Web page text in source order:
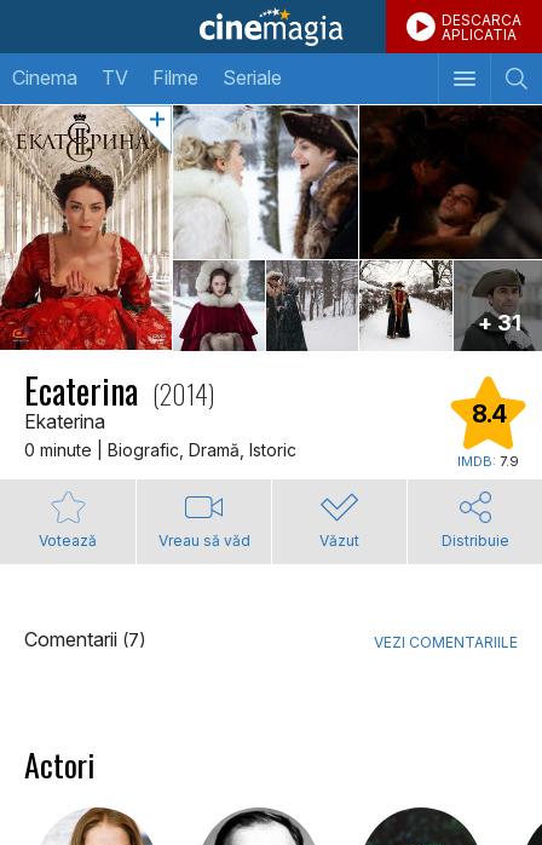
DESCARCA
APLICATIA
Cinema TV Filme Seriale
+ 31
Ecaterina (2014)
Ekaterina
0 minute | Biografic, Dramă, Istoric
8.4
IMDB: 7.9
Votează Vreau să văd Văzut Distribuie
Comentarii (7) VEZI COMENTARIILE
Actori